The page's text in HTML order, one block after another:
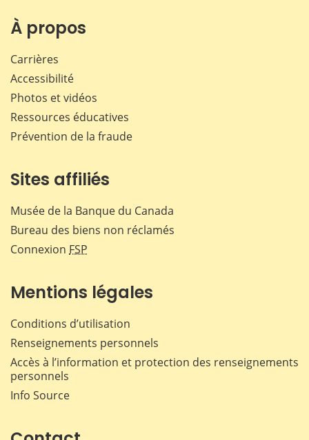
À propos
Carrières
Accessibilité
Photos et vidéos
Ressources éducatives
Prévention de la fraude
Sites affiliés
Musée de la Banque du Canada
Bureau des biens non réclamés
Connexion FSP
Mentions légales
Conditions d’utilisation
Renseignements personnels
Accès à l’information et protection des renseignements
personnels
Info Source